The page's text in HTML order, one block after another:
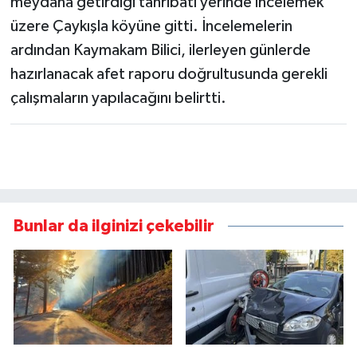
üzere Çaykışla köyüne gitti. İncelemelerin
ardından Kaymakam Bilici, ilerleyen günlerde
hazırlanacak afet raporu doğrultusunda gerekli
çalışmaların yapılacağını belirtti.
Bunlar da ilginizi çekebilir